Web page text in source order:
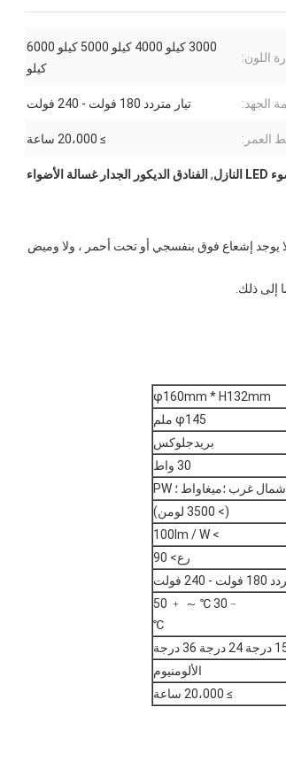
اللون:
3000 كيلو 4000 كيلو 5000 كيلو 6000
كيلو
الجهد: تيار متردد 180 فولت - 240 فولت
​​العمر: ≥ 20،000 ساعة
, الفنادق الديكور الجدار غسالة الأضواء
يوجد إشعاع فوق بنفسجي أو تحت أحمر ، ولا وميض
إلى ذلك.
φ160mm * H132mm
φ145 ملم
بريدجلوكس
30 واط
شمال غرب ؛ميغاواط ؛ PW
(> 3500 لومن)
> 100lm / W
رع> 90
240 فولت
﹣30 ℃ ～ ﹢ 50
℃
24 درجة 36 درجة
الألومنيوم
≥ 20،000 ساعة